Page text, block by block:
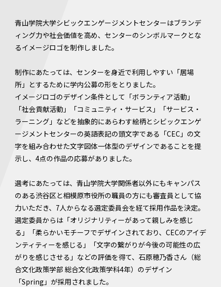
青山学院大学シビックエンゲージメントセンターはブランデ
ィング力や社会価値を高め、センターのシンボルマークとな
るイメージロゴを制作しました。
制作にあたっては、センターを身近で利用しやすい「居場
所」とするために学内公募の形をとりました。
イメージロゴのデザイン条件として「ボランティア活動」
「社会貢献活動」「コミュニティ・サービス」「サービス・
ラーニング」などを抽象的にあらわす絵柄とシビックエンゲ
ージメントセンターの英語表記の頭文字である「CEC」の文
字を組み合わせた文字図体一体型のデザインであることを提
示し、4点の作品の応募がありました。
選考にあたっては、青山学院大学関係者以外にもキャンパス
のある渋谷区と相模原市役所の職員の方にも審査員として協
力いただき、7人からなる選定委員会を経て採用作品を決定。
選定委員からは「オリジナリティーがあって親しみを感じ
る」「柔らかいモチーフでデザインされており、CECのアイデ
ンティティーを感じる」「文字の繋がりが今後の可能性の広
がりを感じさせる」などの評価を得て、石原穂乃香さん（総
合文化政策学部 総合文化政策学科4年）のデザイン
「Spring」が採用されました。